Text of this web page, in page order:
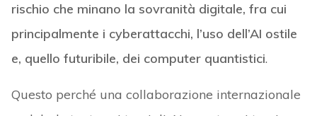
rischio che minano la sovranità digitale, fra cui
principalmente i cyberattacchi, l’uso dell’AI ostile
e, quello futuribile, dei computer quantistici.
Questo perché una collaborazione internazionale